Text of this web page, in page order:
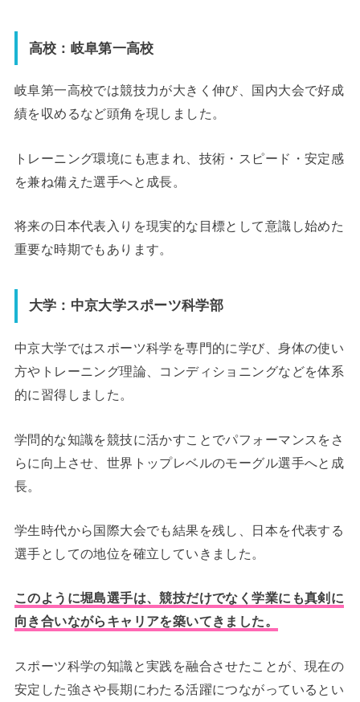
高校：岐阜第一高校
岐阜第一高校では競技力が大きく伸び、国内大会で好成
績を収めるなど頭角を現しました。
トレーニング環境にも恵まれ、技術・スピード・安定感
を兼ね備えた選手へと成長。
将来の日本代表入りを現実的な目標として意識し始めた
重要な時期でもあります。
大学：中京大学スポーツ科学部
中京大学ではスポーツ科学を専門的に学び、身体の使い
方やトレーニング理論、コンディショニングなどを体系
的に習得しました。
学問的な知識を競技に活かすことでパフォーマンスをさ
らに向上させ、世界トップレベルのモーグル選手へと成
長。
学生時代から国際大会でも結果を残し、日本を代表する
選手としての地位を確立していきました。
このように堀島選手は、競技だけでなく学業にも真剣に
向き合いながらキャリアを築いてきました。
スポーツ科学の知識と実践を融合させたことが、現在の
安定した強さや長期にわたる活躍につながっているとい